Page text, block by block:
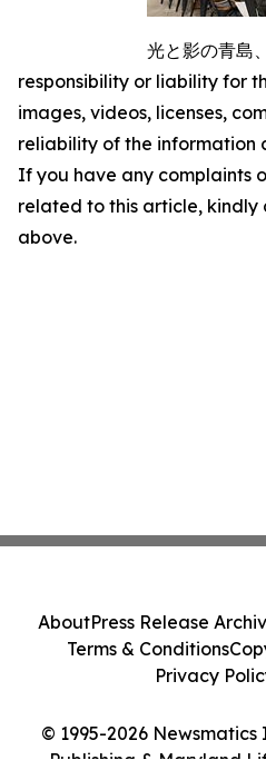
光と影の青島
responsibility or liability for
images, videos, licenses,
reliability of the information
If you have any complaints
related to this article,
above.
© 1995-2026
Publishing & Maryland
AboutPress Release
Terms & Conditions
Privacy